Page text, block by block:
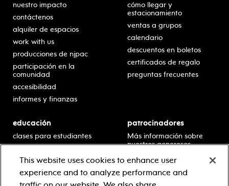
nuestro impacto
contáctenos
alquiler de espacios
work with us
producciones de njpac
participación en la
comunidad
accesibilidad
informes y finanzas
cómo llegar y
estacionamiento
ventas a grupos
calendario
descuentos en boletos
certificados de regalo
preguntas frecuentes
educación
clases para estudiantes
escolar
residencias en escuelas
desarrollo profesional
patrocinadores
Más información sobre
nuestros generosos
This website uses cookies to enhance user
experience and to analyze performance and